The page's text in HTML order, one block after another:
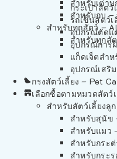
กระเป๋าสัต
รถเข็นสัตว์
อุปกรณ์ตัดแ
อุปกรณ์การ
แก็ดเจ็ตสำ
อุปกรณ์เสริ
กรงสัตว์เลี้ยง – Pet
เลือกซื้อตามหมวดสัตว์
สำหรับสัตว์เลี้ยงลู
สำหรับสุนัข
สำหรับแมว
สำหรับกระ
สำหรับกระ
สำหรับเต่า
สำหรับกบ –
สำหรับทุกสัตว์ –
สำหรับทุกสั